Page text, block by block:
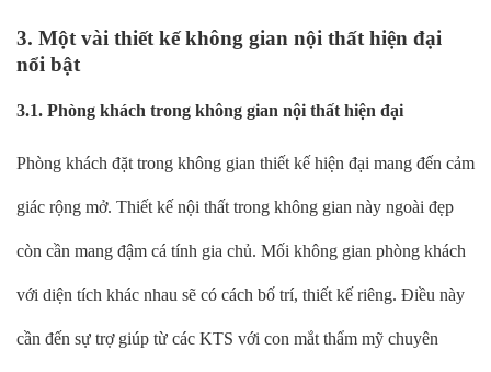
3. Một vài thiết kế không gian nội thất hiện đại
nổi bật
3.1. Phòng khách trong không gian nội thất hiện đại
Phòng khách đặt trong không gian thiết kế hiện đại mang đến cảm
giác rộng mở. Thiết kế nội thất trong không gian này ngoài đẹp
còn cần mang đậm cá tính gia chủ. Mối không gian phòng khách
với diện tích khác nhau sẽ có cách bố trí, thiết kế riêng. Điều này
cần đến sự trợ giúp từ các KTS với con mắt thẩm mỹ chuyên